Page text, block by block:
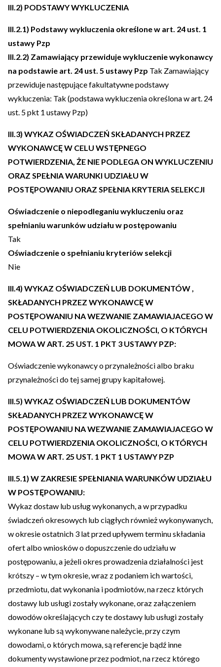
III.2) PODSTAWY WYKLUCZENIA
III.2.1) Podstawy wykluczenia określone w art. 24 ust. 1
ustawy Pzp
III.2.2) Zamawiający przewiduje wykluczenie wykonawcy
na podstawie art. 24 ust. 5 ustawy Pzp Tak Zamawiający
przewiduje następujące fakultatywne podstawy
wykluczenia: Tak (podstawa wykluczenia określona w art. 24
ust. 5 pkt 1 ustawy Pzp)
III.3) WYKAZ OŚWIADCZEŃ SKŁADANYCH PRZEZ
WYKONAWCĘ W CELU WSTĘPNEGO
POTWIERDZENIA, ŻE NIE PODLEGA ON WYKLUCZENIU
ORAZ SPEŁNIA WARUNKI UDZIAŁU W
POSTĘPOWANIU ORAZ SPEŁNIA KRYTERIA SELEKCJI
Oświadczenie o niepodleganiu wykluczeniu oraz
spełnianiu warunków udziału w postępowaniu
Tak
Oświadczenie o spełnianiu kryteriów selekcji
Nie
III.4) WYKAZ OŚWIADCZEŃ LUB DOKUMENTÓW ,
SKŁADANYCH PRZEZ WYKONAWCĘ W
POSTĘPOWANIU NA WEZWANIE ZAMAWIAJACEGO W
CELU POTWIERDZENIA OKOLICZNOŚCI, O KTÓRYCH
MOWA W ART. 25 UST. 1 PKT 3 USTAWY PZP:
Oświadczenie wykonawcy o przynależności albo braku
przynależności do tej samej grupy kapitałowej.
III.5) WYKAZ OŚWIADCZEŃ LUB DOKUMENTÓW
SKŁADANYCH PRZEZ WYKONAWCĘ W
POSTĘPOWANIU NA WEZWANIE ZAMAWIAJACEGO W
CELU POTWIERDZENIA OKOLICZNOŚCI, O KTÓRYCH
MOWA W ART. 25 UST. 1 PKT 1 USTAWY PZP
III.5.1) W ZAKRESIE SPEŁNIANIA WARUNKÓW UDZIAŁU
W POSTĘPOWANIU:
Wykaz dostaw lub usług wykonanych, a w przypadku
świadczeń okresowych lub ciągłych również wykonywanych,
w okresie ostatnich 3 lat przed upływem terminu składania
ofert albo wniosków o dopuszczenie do udziału w
postępowaniu, a jeżeli okres prowadzenia działalności jest
krótszy – w tym okresie, wraz z podaniem ich wartości,
przedmiotu, dat wykonania i podmiotów, na rzecz których
dostawy lub usługi zostały wykonane, oraz załączeniem
dowodów określających czy te dostawy lub usługi zostały
wykonane lub są wykonywane należycie, przy czym
dowodami, o których mowa, są referencje bądź inne
dokumenty wystawione przez podmiot, na rzecz którego